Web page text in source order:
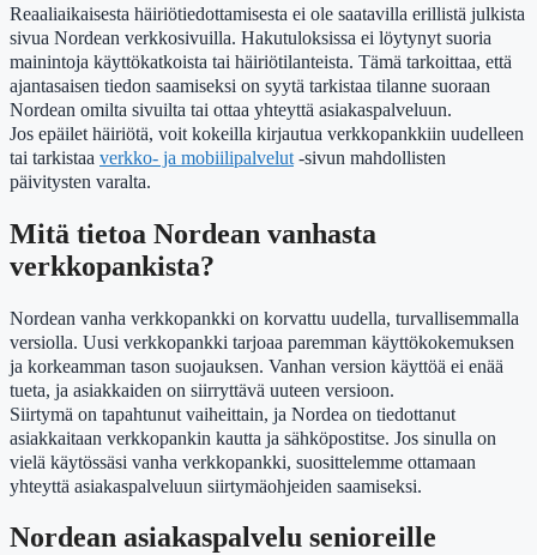
Reaaliaikaisesta häiriötiedottamisesta ei ole saatavilla erillistä julkista
sivua Nordean verkkosivuilla. Hakutuloksissa ei löytynyt suoria
mainintoja käyttökatkoista tai häiriötilanteista. Tämä tarkoittaa, että
ajantasaisen tiedon saamiseksi on syytä tarkistaa tilanne suoraan
Nordean omilta sivuilta tai ottaa yhteyttä asiakaspalveluun.
Jos epäilet häiriötä, voit kokeilla kirjautua verkkopankkiin uudelleen
tai tarkistaa verkko- ja mobiilipalvelut -sivun mahdollisten
päivitysten varalta.
Mitä tietoa Nordean vanhasta
verkkopankista?
Nordean vanha verkkopankki on korvattu uudella, turvallisemmalla
versiolla. Uusi verkkopankki tarjoaa paremman käyttökokemuksen
ja korkeamman tason suojauksen. Vanhan version käyttöä ei enää
tueta, ja asiakkaiden on siirryttävä uuteen versioon.
Siirtymä on tapahtunut vaiheittain, ja Nordea on tiedottanut
asiakkaitaan verkkopankin kautta ja sähköpostitse. Jos sinulla on
vielä käytössäsi vanha verkkopankki, suosittelemme ottamaan
yhteyttä asiakaspalveluun siirtymäohjeiden saamiseksi.
Nordean asiakaspalvelu senioreille